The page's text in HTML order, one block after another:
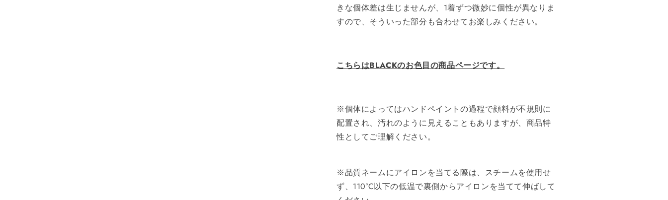
きな個体差は生じませんが、1着ずつ微妙に個性が異なりま
すので、そういった部分も合わせてお楽しみください。
こちらはBLACKのお色目の商品ページです。
※個体によってはハンドペイントの過程で顔料が不規則に
配置され、汚れのように見えることもありますが、商品特
性としてご理解ください。
※品質ネームにアイロンを当てる際は、スチームを使用せ
ず、110°C以下の低温で裏側からアイロンを当てて伸ばして